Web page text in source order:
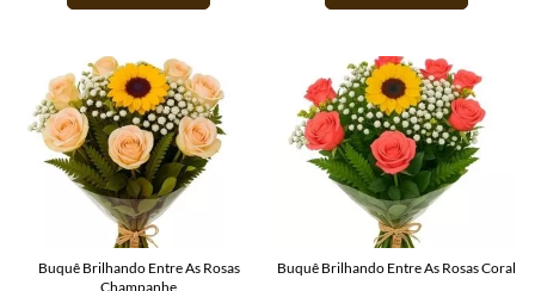
Buquê Brilhando Entre As Rosas
Champanhe
Buquê Brilhando Entre As Rosas Coral